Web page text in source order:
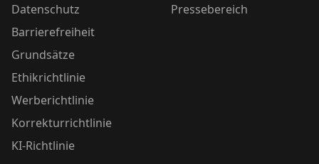
Datenschutz
Barrierefreiheit
Grundsätze
Ethikrichtlinie
Werberichtlinie
Korrekturrichtlinie
KI-Richtlinie
Pressebereich